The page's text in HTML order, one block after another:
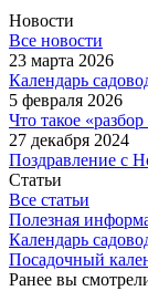
Новости
Все новости
23 марта 2026
Календарь
5 февраля 2026
Что такое
27 декабря 2024
Поздравление с
Статьи
Все статьи
Полезная
Календарь
Посадочный
Ранее вы